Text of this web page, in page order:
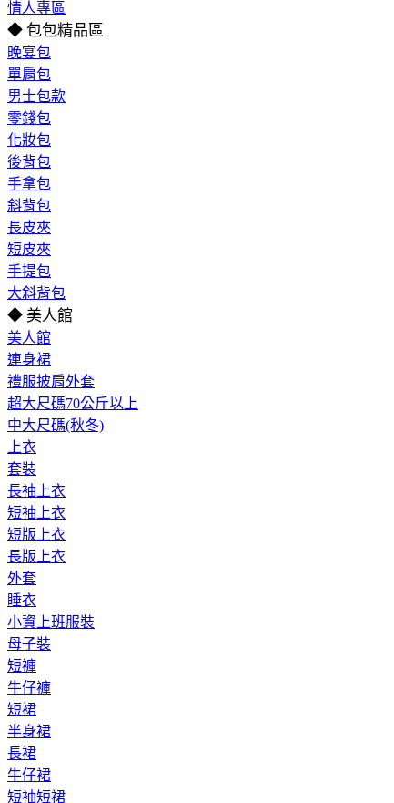
情人專區
◆ 包包精品區
晚宴包
單肩包
男士包款
零錢包
化妝包
後背包
手拿包
斜背包
長皮夾
短皮夾
手提包
大斜背包
◆ 美人館
美人館
連身裙
禮服披肩外套
超大尺碼70公斤以上
中大尺碼(秋冬)
上衣
套裝
長袖上衣
短袖上衣
短版上衣
長版上衣
外套
睡衣
小資上班服裝
母子裝
短褲
牛仔褲
短裙
半身裙
長裙
牛仔裙
短袖短裙